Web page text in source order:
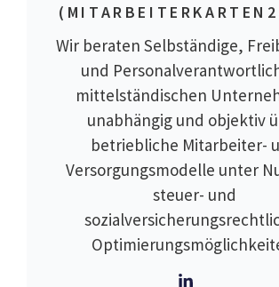
Wir beraten Selbständige,
und
mittelständischen
unabhängig und objektiv
betriebliche Mitarbeiter-
Versorgungsmodelle unter
steuer- und